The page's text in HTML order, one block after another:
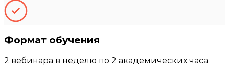
Формат обучения
2 вебинара в неделю по 2 академических часа